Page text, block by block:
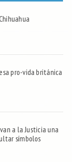
pro-vida británica
a la Justicia una
símbolos